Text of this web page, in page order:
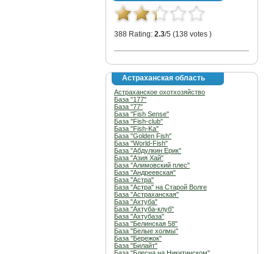
388 Rating: 2.3/5 (138 votes )
Астраханская область
Астраханское охотхозяйство
База "177"
База "77"
База "Fish Sense"
База "Fish-club"
База "Fish-Ka"
База "Golden Fish"
База "World-Fish"
База "Абдулкин Ерик"
База "Азия Хай"
База "Алимовский плес"
База "Андреевская"
База "Астра"
База "Астра" на Старой Волге
База "Астраханская"
База "Ахтуба"
База "Ахтуба-клуб"
База "Ахтубаза"
База "Белинская 58"
База "Белые холмы"
База "Бережок"
База "Билайт"